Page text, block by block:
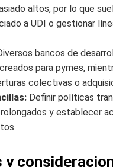
altos, por lo que
a UDI o gestionar
bancos de
para pymes,
colectivas o
Definir políticas
y establecer
y